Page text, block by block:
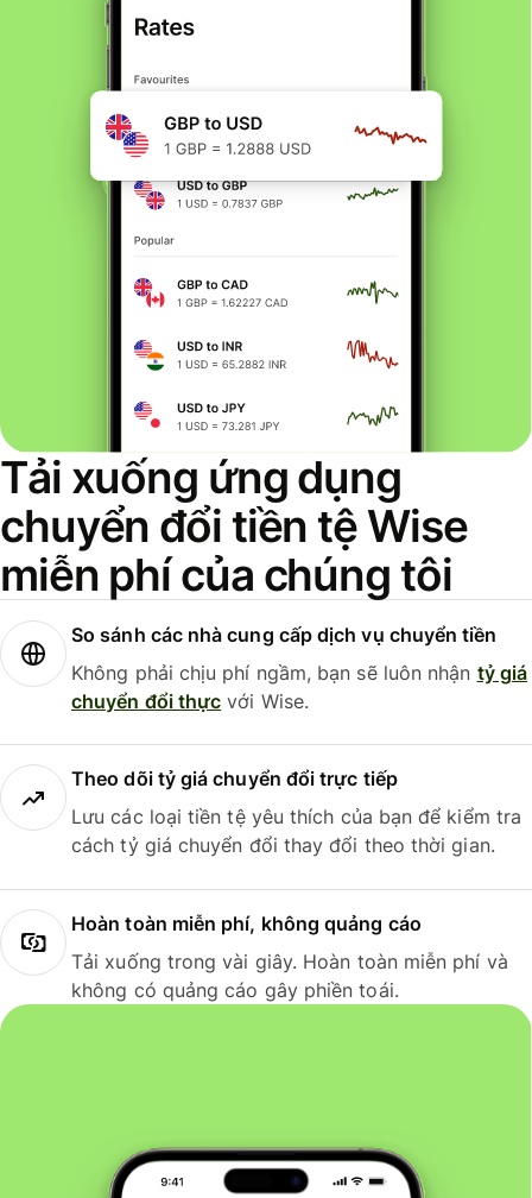
Tải xuống ứng dụng
chuyển đổi tiền tệ Wise
miễn phí của chúng tôi
So sánh các nhà cung cấp dịch vụ chuyển tiền
Không phải chịu phí ngầm, bạn sẽ luôn nhận tỷ giá
chuyển đổi thực với Wise.
Theo dõi tỷ giá chuyển đổi trực tiếp
Lưu các loại tiền tệ yêu thích của bạn để kiểm tra
cách tỷ giá chuyển đổi thay đổi theo thời gian.
Hoàn toàn miễn phí, không quảng cáo
Tải xuống trong vài giây. Hoàn toàn miễn phí và
không có quảng cáo gây phiền toái.